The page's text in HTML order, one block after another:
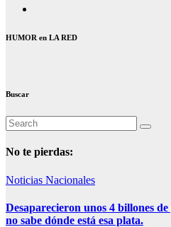
HUMOR en LA RED
Buscar
No te pierdas:
Noticias Nacionales
Desaparecieron unos 4 billones
no sabe dónde está esa plata.